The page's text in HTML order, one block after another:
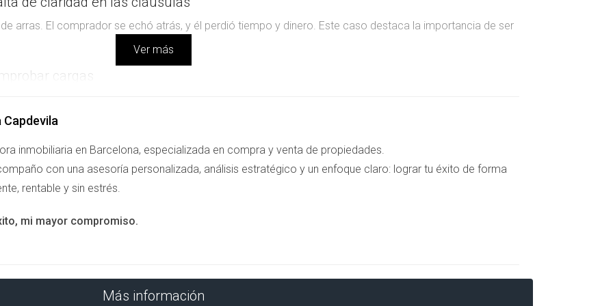
arras. El comprador se echó atrás, y él perdió tiempo y dinero. Este caso destaca la importancia de ser
cargas
certificado energético a tiempo. La transacción se retrasó semanas. Tener toda la documentación lista
Asegúrate de tener todo en regla antes de vender.
Ver más
Capdevila
inmobiliaria en Barcelona, especializada en compra y venta de propiedades.
con una asesoría personalizada, análisis estratégico y un enfoque claro: lograr tu éxito de forma
rentable y sin estrés.
mi mayor compromiso.
Más información